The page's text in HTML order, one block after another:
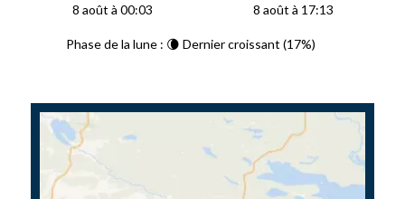
8 août à 00:03
8 août à 17:13
Phase de la lune : 🌘 Dernier croissant (17%)